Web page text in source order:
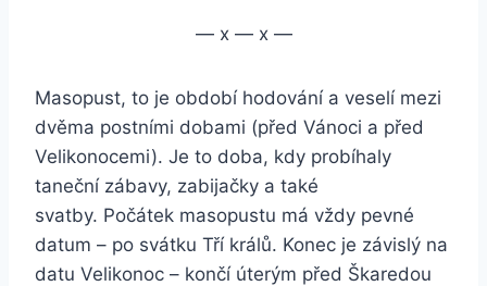
— x — x —
Masopust, to je období hodování a veselí mezi
dvěma postními dobami (před Vánoci a před
Velikonocemi). Je to doba, kdy probíhaly
taneční zábavy, zabijačky a také
svatby. Počátek masopustu má vždy pevné
datum – po svátku Tří králů. Konec je závislý na
datu Velikonoc – končí úterým před Škaredou